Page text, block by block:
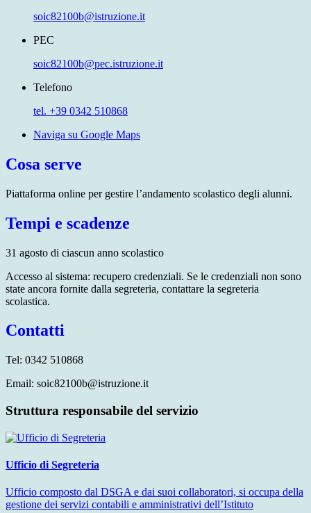
soic82100b@istruzione.it
PEC
soic82100b@pec.istruzione.it
Telefono
tel. +39 0342 510868
Naviga su Google Maps
Cosa serve
Piattaforma online per gestire l’andamento scolastico degli alunni.
Tempi e scadenze
31 agosto di ciascun anno scolastico
Accesso al sistema: recupero credenziali. Se le credenziali non sono
state ancora fornite dalla segreteria, contattare la segreteria
scolastica.
Contatti
Tel: 0342 510868
Email: soic82100b@istruzione.it
Struttura responsabile del servizio
Ufficio di Segreteria
Ufficio composto dal DSGA e dai suoi collaboratori, si occupa della
gestione dei servizi contabili e amministrativi dell’Istituto